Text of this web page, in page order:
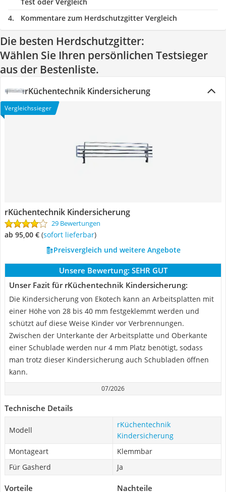
Kommentare zum Herdschutzgitter Vergleich
Die besten Herdschutzgitter:
Wählen Sie Ihren persönlichen Testsieger
aus der Bestenliste.
rKüchentechnik Kindersicherung
Vergleichssieger
rKüchentechnik Kindersicherung
29 Bewertungen
ab 95,00 € ( Sofort lieferbar)
Preisvergleich und weitere Angebote
Unsere Bewertung: SEHR GUT
Unser Fazit für rKüchentechnik Kindersicherung:
Die Kindersicherung von Ekotech kann an Arbeitsplatten mit
einer Höhe von 28 bis 40 mm festgeklemmt werden und
schützt auf diese Weise Kinder vor Verbrennungen.
Zwischen der Unterkante der Arbeitsplatte und Oberkante
einer Schublade werden nur 4 mm Platz benötigt, sodass
man trotz dieser Kindersicherung auch Schubladen öffnen
kann.
07/2026
Technische Details
Modell
rKüchentechnik
Kindersicherung
Montageart
Klemmbar
Für Gasherd
Ja
Vorteile Nachteile